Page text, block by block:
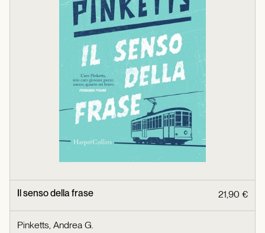
Il senso della frase 21,90 €
Pinketts, Andrea G.